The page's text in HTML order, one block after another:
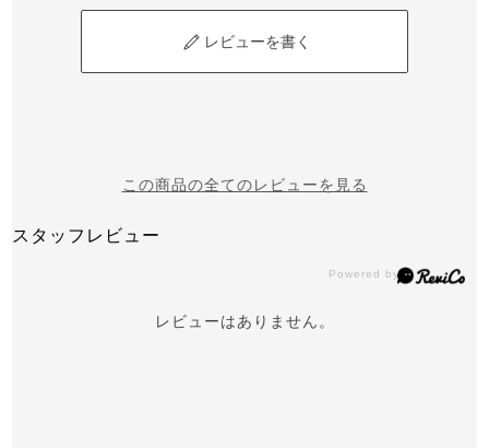
レビューを書く
この商品の全てのレビューを見る
スタッフレビュー
レビューはありません。